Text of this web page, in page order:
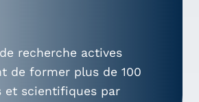
recherche actives
de former plus de 100
et scientifiques par